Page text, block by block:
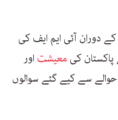
دوران آئی ایم ایف کی
کی معیشت اور
حوالے سے کیے گئے سوالوں